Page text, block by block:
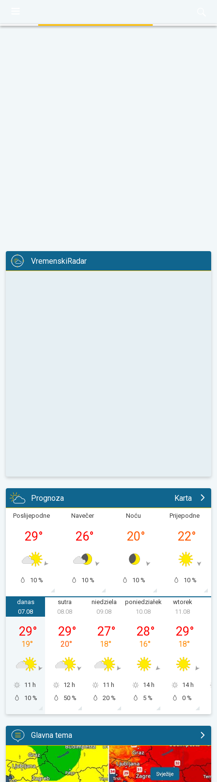
VremenskiRadar
Prognoza Karta
Poslijepodne
29°
10 %
Navečer
26°
10 %
Noću
20°
10 %
Prijepodne
22°
10 %
danas
piątek, 07.08
07.08
29°
19°
11 h
10 %
sutra
sobota, 08.08
08.08
29°
20°
12 h
50 %
niedziela
niedziela, 09.08
09.08
27°
18°
11 h
20 %
poniedziałek
poniedziałek, 10.08
10.08
28°
16°
14 h
5 %
wtorek
wtorek,
11.08
29°
18°
14 h
0 %
Glavna tema
Svježije, ne i svuda. Lokalni pljuskovi. Ponovno toplije. . .